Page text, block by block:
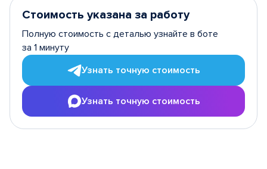
Стоимость указана за работу
Полную стоимость с деталью узнайте в боте
за 1 минуту
Узнать точную стоимость
Узнать точную стоимость